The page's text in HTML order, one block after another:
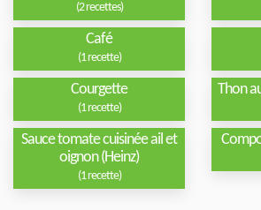
(2 recettes)
Café
(1 recette)
Courgette
(1 recette)
Thon
Sauce tomate cuisinée ail et
oignon (Heinz)
(1 recette)